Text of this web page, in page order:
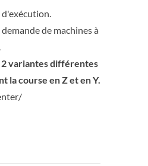
de machines à
2 variantes différentes
la course en Z et en Y.